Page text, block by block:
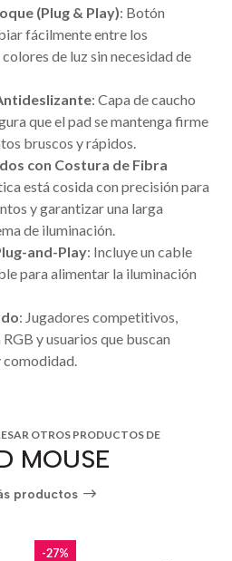
(Plug & Play): Botón
fácilmente entre los
de luz sin necesidad de
: Capa de caucho
que el pad se mantenga firme
bruscos y rápidos.
con Costura de Fibra
está cosida con precisión para
y garantizar una larga
de iluminación.
and-Play: Incluye un cable
para alimentar la iluminación
: Jugadores competitivos,
y usuarios que buscan
OTROS PRODUCTOS DE
MOUSE
productos
-27%